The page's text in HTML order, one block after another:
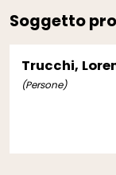
Soggetto
Trucchi,
(Persone)